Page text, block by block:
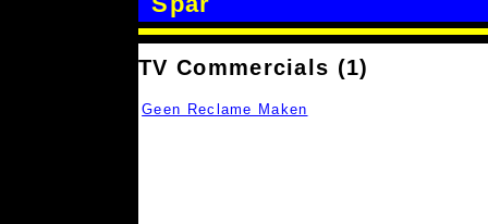
TV Commercials (1)
Geen Reclame Maken